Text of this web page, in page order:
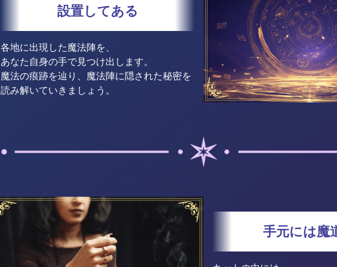
設置してある
各地に出現した魔法陣を、
あなた自身の手で見つけ出します。
魔法の痕跡を辿り、魔法陣に隠された秘密を
読み解いていきましょう。
手元には魔